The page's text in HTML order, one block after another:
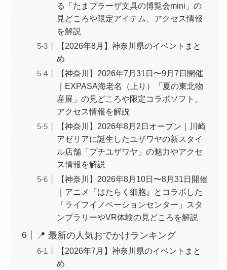
る「たまプラーザ文具の博覧会mini」の
見どころや限定アイテム、アクセス情報
を解説
【2026年8月】神奈川県のイベントまと
め
【神奈川】2026年7月31日〜9月7日開催
｜EXPASA海老名（上り）「夏の東北物
産展」の見どころや限定コラボソフト、
アクセス情報を解説
【神奈川】2026年8月2日オープン｜川崎
アゼリアに誕生したユザワヤの新スタイ
ル店舗「プチユザワヤ」の魅力やアクセ
ス情報を解説
【神奈川】2026年8月10日〜8月31日開催
｜アニメ『はたらく細胞』とコラボした
「ライフイノベーションセンター」スタ
ンプラリーやVR体験の見どころを解説
📍 最新の人気おでかけランキング
【2026年7月】神奈川県のイベントまと
め